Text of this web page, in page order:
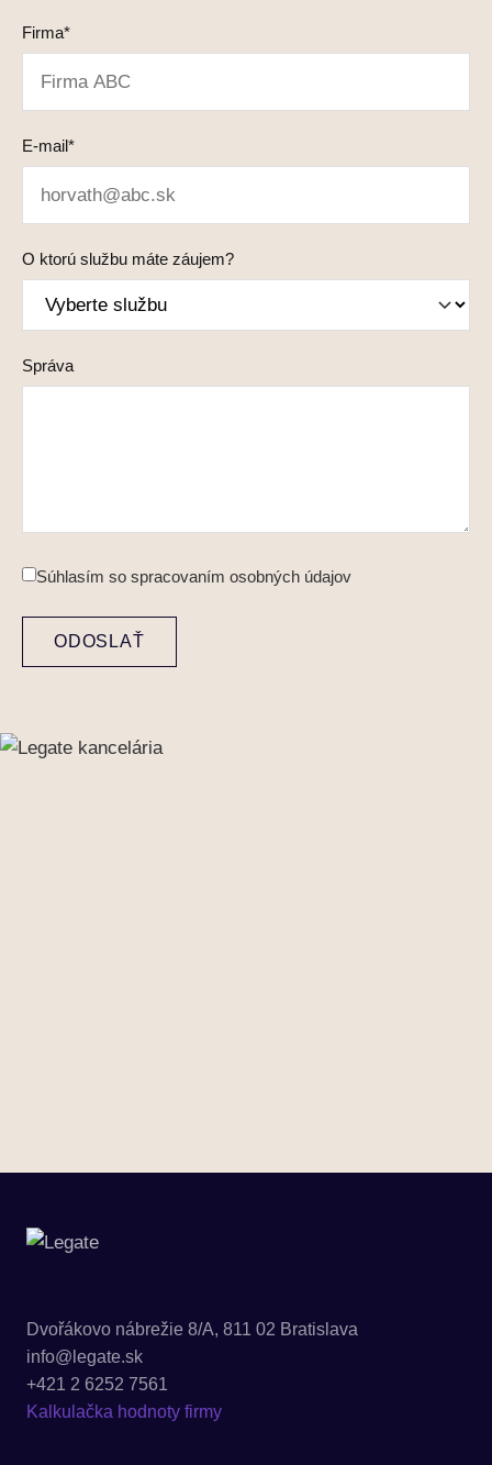
Firma*
E-mail*
O ktorú službu máte záujem?
Správa
Súhlasím so spracovaním osobných údajov
ODOSLAŤ
Dvořákovo nábrežie 8/A, 811 02 Bratislava
info@legate.sk
+421 2 6252 7561
Kalkulačka hodnoty firmy